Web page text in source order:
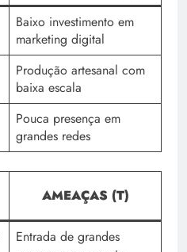
Baixo investimento em
marketing digital
Produção artesanal com
baixa escala
Pouca presença em
grandes redes
AMEAÇAS (T)
Entrada de grandes